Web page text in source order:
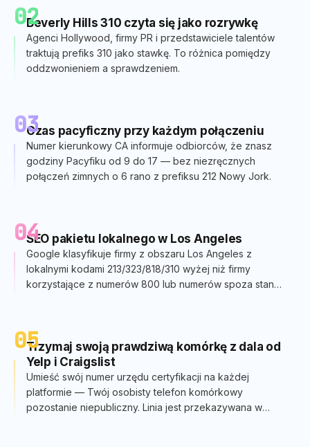
02Beverly Hills 310 czyta się jako rozrywkę
Agenci Hollywood, firmy PR i przedstawiciele talentów
traktują prefiks 310 jako stawkę. To różnica pomiędzy
oddzwonieniem a sprawdzeniem.
03Czas pacyficzny przy każdym połączeniu
Numer kierunkowy CA informuje odbiorców, że znasz
godziny Pacyfiku od 9 do 17 — bez niezręcznych
połączeń zimnych o 6 rano z prefiksu 212 Nowy Jork.
04SEO pakietu lokalnego w Los Angeles
Google klasyfikuje firmy z obszaru Los Angeles z
lokalnymi kodami 213/323/818/310 wyżej niż firmy
korzystające z numerów 800 lub numerów spoza stanu.
05Trzymaj swoją prawdziwą komórkę z dala od
Yelp i Craigslist
Umieść swój numer urzędu certyfikacji na każdej
platformie — Twój osobisty telefon komórkowy
pozostanie niepubliczny. Linia jest przekazywana w